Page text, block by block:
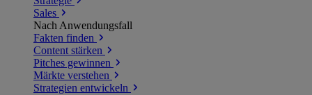
Sales
Nach Anwendungsfall
Fakten finden
Content stärken
Pitches gewinnen
Märkte verstehen
Strategien entwickeln